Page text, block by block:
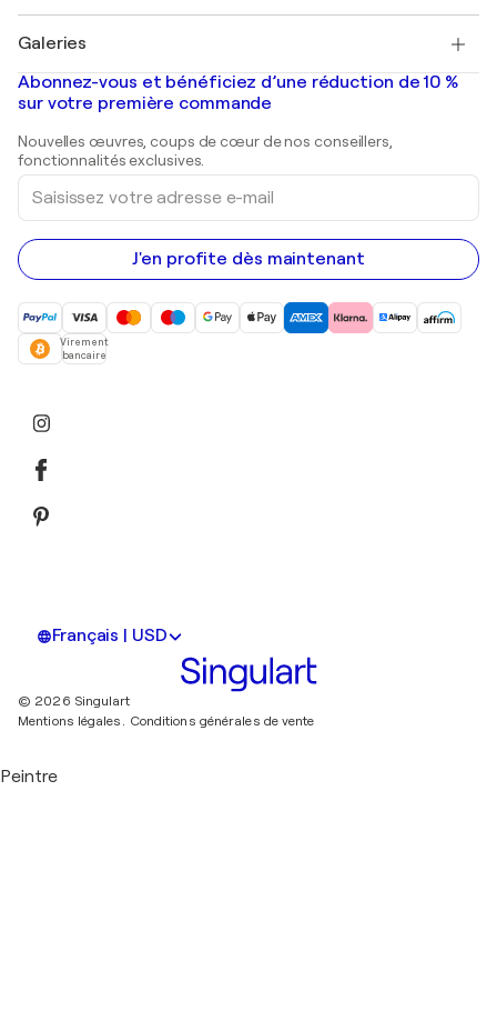
Banksy
Mr. Brainwash
Shepard Fairey
Tableaux abstraits à vendre
Peintures de paysage
Estampes
Peintures acryliques
Galeries
Galeries d'art en France
Galeries d'art en Belgique
Abonnez-vous et bénéficiez d’une réduction de 10 %
sur votre première commande
Nouvelles œuvres, coups de cœur de nos conseillers,
fonctionnalités exclusives.
Saisissez
votre
adresse
e-
mail
J'en profite dès maintenant
Virement
bancaire
Français | USD
© 2026 Singulart
Mentions légales. Conditions générales de vente
Peintre